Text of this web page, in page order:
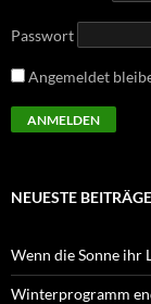
Passwort
Angemeldet
NEUESTE BEITRÄGE
Wenn die Sonne ihr
Winterprogramm